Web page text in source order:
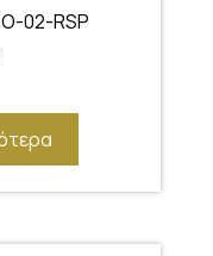
02-RSP